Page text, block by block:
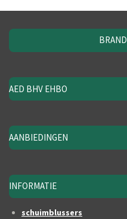
AED BHV EHBO
AANBIEDINGEN
INFORMATIE
schuimblussers